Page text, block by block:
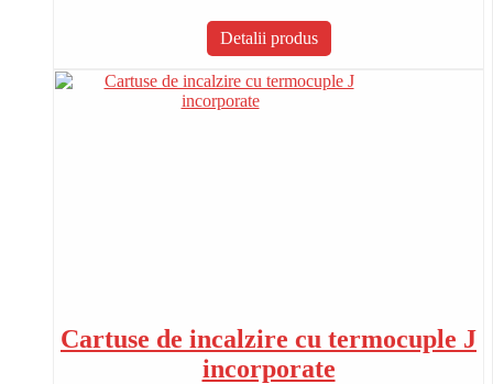
Detalii produs
Cartuse de incalzire cu termocuple J
incorporate